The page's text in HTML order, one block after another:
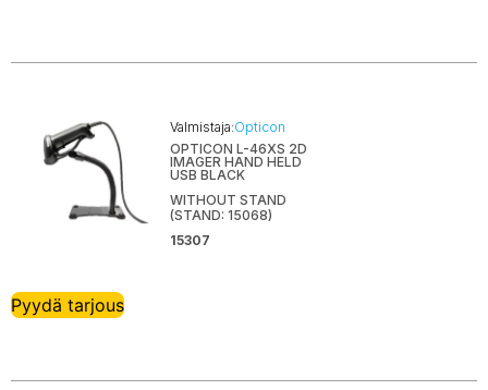
Valmistaja:Opticon
OPTICON L-46XS 2D
IMAGER HAND HELD
USB BLACK
WITHOUT STAND
(STAND: 15068)
15307
Pyydä tarjous